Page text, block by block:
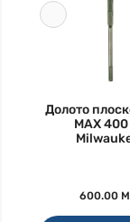
Долото
MAX
600.00